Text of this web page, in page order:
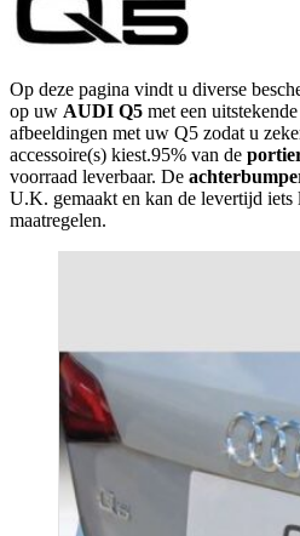
Op deze pagina vindt u diverse
op uw AUDI Q5 met een
afbeeldingen met uw Q5 zodat u
accessoire(s) kiest.95% van de
voorraad leverbaar. De
U.K. gemaakt en kan de levertijd
maatregelen.